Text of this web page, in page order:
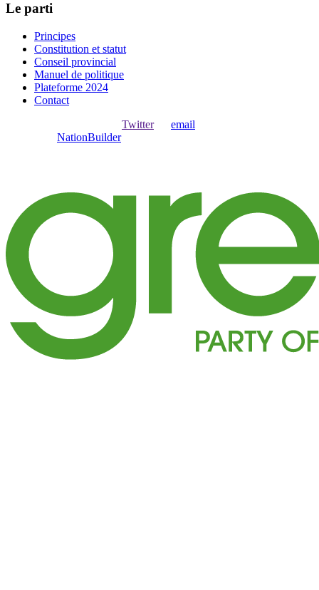
Le parti
Principes
Constitution et statut
Conseil provincial
Manuel de politique
Plateforme 2024
Contact
Twitterou email
NationBuilder